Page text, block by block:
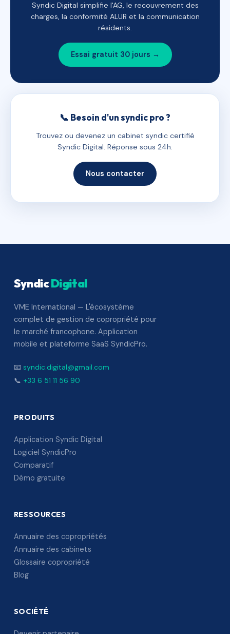
Syndic Digital simplifie l'AG, le recouvrement des
charges, la conformité ALUR et la communication
résidents.
Essai gratuit 30 jours →
📞 Besoin d'un syndic pro ?
Trouvez ou devenez un cabinet syndic certifié
Syndic Digital. Réponse sous 24h.
Nous contacter
SyndicDigital
VME International — L'écosystème
complet de gestion de copropriété pour
le marché francophone. Application
mobile et plateforme SaaS SyndicPro.
📧 syndic.digital@gmail.com
📞 +33 6 51 11 56 90
PRODUITS
Application Syndic Digital
Logiciel SyndicPro
Comparatif
Démo gratuite
RESSOURCES
Annuaire des copropriétés
Annuaire des cabinets
Glossaire copropriété
Blog
SOCIÉTÉ